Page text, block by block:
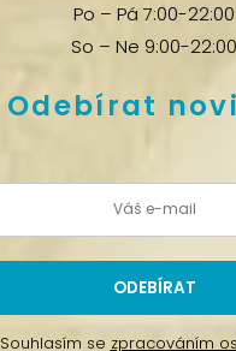
Po – Pá 7:00-22:00
So – Ne 9:00-22:00
Odebírat
Souhlasím se zpracováním